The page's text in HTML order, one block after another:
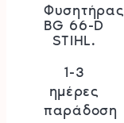
Φυσητήρας
BG 66-D
STIHL.
1-3
ημέρες
παράδοση